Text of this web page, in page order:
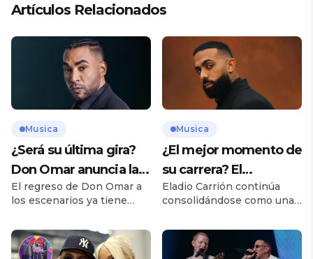
Artículos Relacionados
Musica
¿Será su última gira?
Don Omar anuncia las
primeras fechas de
“The Last King World
Tour”
El regreso de Don Omar a
los escenarios ya tiene
cantante urbano iniciará su
nueva gira internacional
“The Last King World Tour”
Musica
¿El mejor momento de
su carrera? El
inesperado logro de
Eladio Carrión que
está dando de qué
hablar en Billboard
Eladio Carrión continúa
consolidándose como una
importantes del trap latino
tras el exitoso debut de su
nuevo álbum “CORSA” en